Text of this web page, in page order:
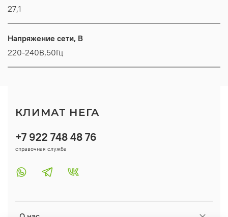
27,1
Напряжение сети, В
220-240В,50Гц
+7 922 748 48 76
справочная служба
КЛИМАТ НЕГА